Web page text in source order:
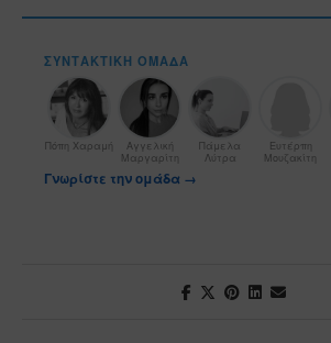
ΣΥΝΤΑΚΤΙΚΉ ΟΜΆΔΑ
Πόπη Χαραμή
Αγγελική
Μαργαρίτη
Πάμελα
Λύτρα
Ευτέρπη
Μουζακίτη
Γνωρίστε την ομάδα →